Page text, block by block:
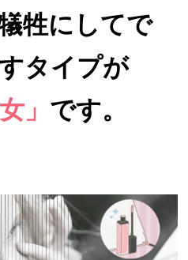
牲にしてで
タイプが
」 です。